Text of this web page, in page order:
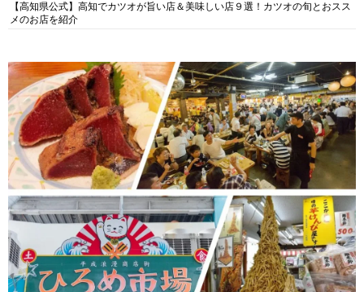
【高知県公式】高知でカツオが旨い店＆美味しい店９選！カツオの旬とおスス
メのお店を紹介